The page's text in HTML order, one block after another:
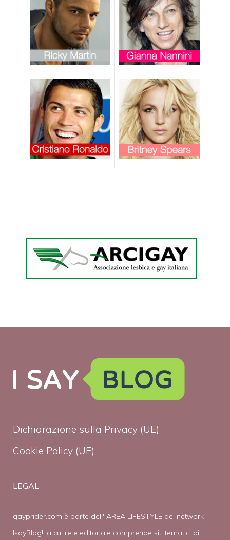
Dichiarazione sulla Privacy (UE)
Cookie Policy (UE)
LEGAL
gayprider.com è parte dell' AREA LIFESTYLE del network
IsayBlog! la cui rete editoriale comprende siti tematici di